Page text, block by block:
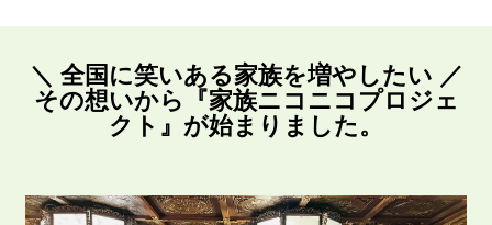
＼ 全国に笑いある家族を増やしたい ／
その想いから『家族ニコニコプロジェ
クト』が始まりました。